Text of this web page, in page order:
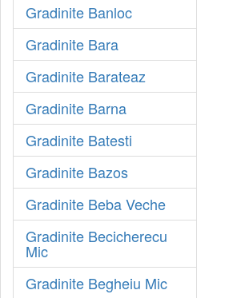
Gradinite Banloc
Gradinite Bara
Gradinite Barateaz
Gradinite Barna
Gradinite Batesti
Gradinite Bazos
Gradinite Beba Veche
Gradinite Becicherecu
Mic
Gradinite Begheiu Mic